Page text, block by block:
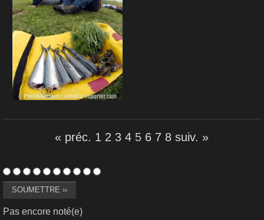
« préc. 1 2 3 4 5 6 7 8 suiv. »
Pas encore noté(e)